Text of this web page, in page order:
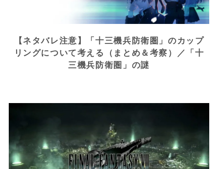
【ネタバレ注意】「十三機兵防衛圏」のカップ
リングについて考える（まとめ＆考察）／「十
三機兵防衛圏」の謎